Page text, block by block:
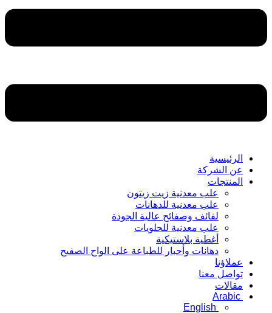
الرئيسية
عن الشركة
المنتجات
علب معدنية زيت زيتون
علب معدنية للدهانات
لفائف وصفائح عالية الجودة
علب معدنية للحلويات
أغطية بلاستيكية
دهانات وأحبار للطباعة على الواح الصفيح
عملاؤنا
تواصل معنا
مقالات
Arabic
English